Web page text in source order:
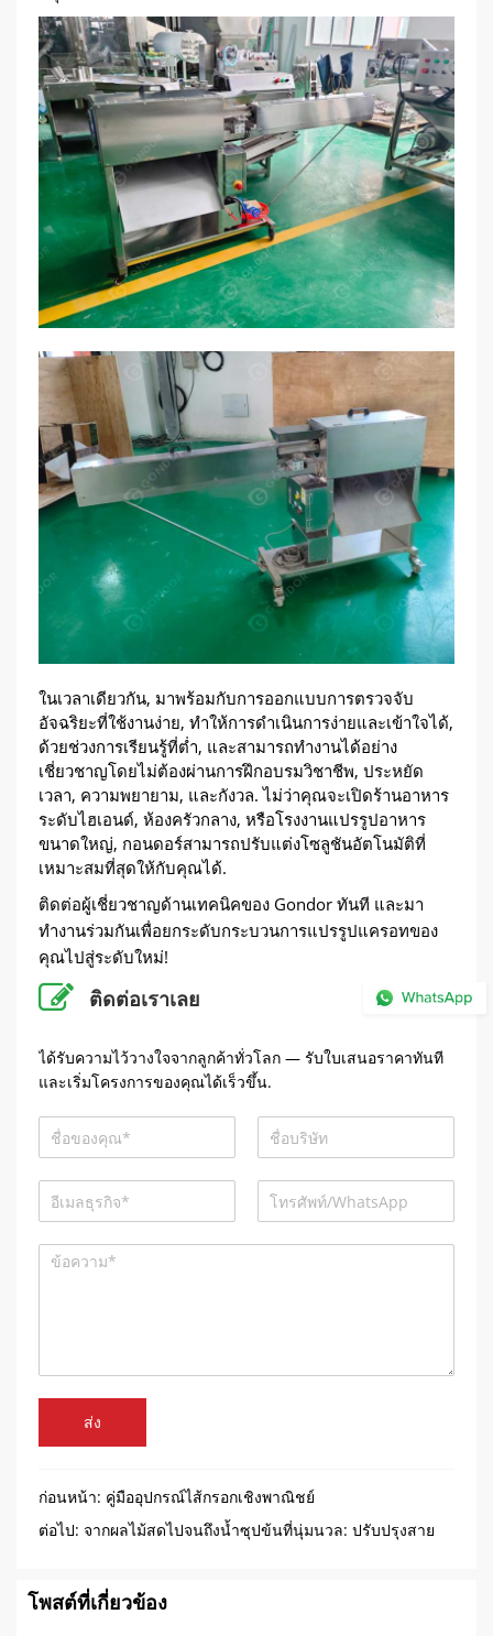
ในเวลาเดียวกัน, มาพร้อมกับการออกแบบการตรวจจับ
อัจฉริยะที่ใช้งานง่าย, ทำให้การดำเนินการง่ายและเข้าใจได้,
ด้วยช่วงการเรียนรู้ที่ต่ำ, และสามารถทำงานได้อย่าง
เชี่ยวชาญโดยไม่ต้องผ่านการฝึกอบรมวิชาชีพ, ประหยัด
เวลา, ความพยายาม, และกังวล. ไม่ว่าคุณจะเปิดร้านอาหาร
ระดับไฮเอนด์, ห้องครัวกลาง, หรือโรงงานแปรรูปอาหาร
ขนาดใหญ่, กอนดอร์สามารถปรับแต่งโซลูชันอัตโนมัติที่
เหมาะสมที่สุดให้กับคุณได้.
ติดต่อผู้เชี่ยวชาญด้านเทคนิคของ Gondor ทันที และมา
ทำงานร่วมกันเพื่อยกระดับกระบวนการแปรรูปแครอทของ
คุณไปสู่ระดับใหม่!
ติดต่อเราเลย
ได้รับความไว้วางใจจากลูกค้าทั่วโลก — รับใบเสนอราคาทันที
และเริ่มโครงการของคุณได้เร็วขึ้น.
ส่ง
ก่อนหน้า: คู่มืออุปกรณ์ไส้กรอกเชิงพาณิชย์
ต่อไป: จากผลไม้สดไปจนถึงน้ำซุปข้นที่นุ่มนวล: ปรับปรุงสาย
โพสต์ที่เกี่ยวข้อง